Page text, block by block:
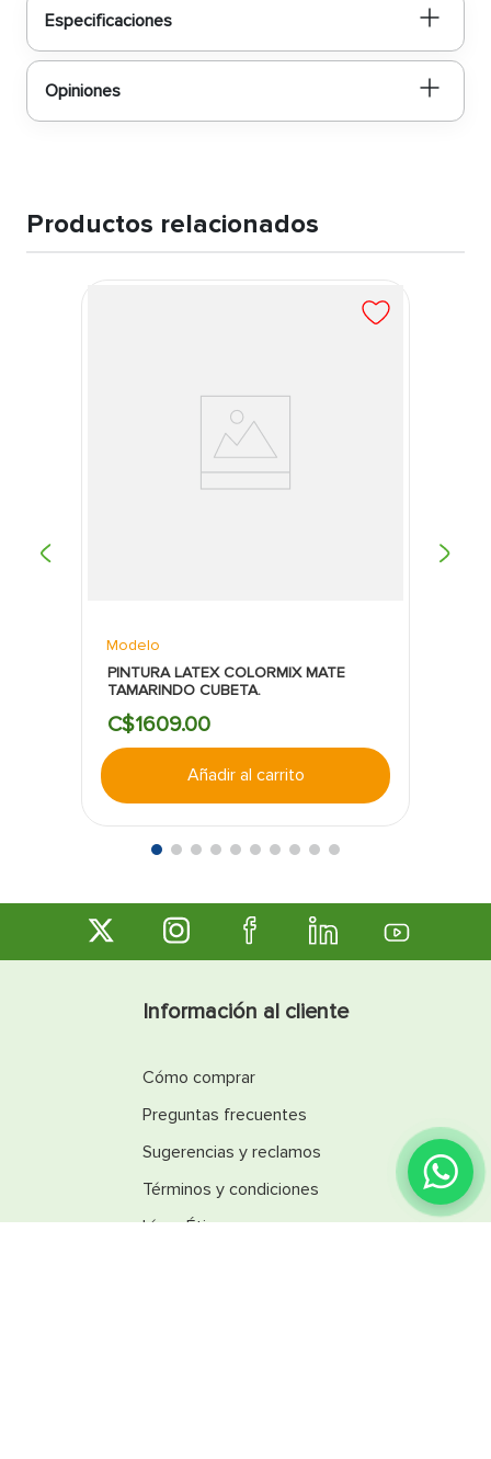
Especificaciones
Opiniones
Productos relacionados
Modelo
PINTURA LATEX COLORMIX MATE
TAMARINDO CUBETA.
C$1609.00
Añadir al carrito
Información al cliente
Cómo comprar
Preguntas frecuentes
Sugerencias y reclamos
Términos y condiciones
Línea Ética